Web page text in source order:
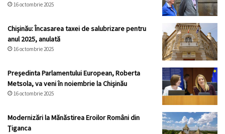
16 octombrie 2025
Chișinău: Încasarea taxei de salubrizare pentru
anul 2025, anulată
16 octombrie 2025
Președinta Parlamentului European, Roberta
Metsola, va veni în noiembrie la Chișinău
16 octombrie 2025
Modernizări la Mănăstirea Eroilor Români din
Ţiganca